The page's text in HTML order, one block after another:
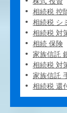
相続税 控
相続税 シ
相続税 対
相続 保険
家族信託
相続税 対
家族信託
相続税 還